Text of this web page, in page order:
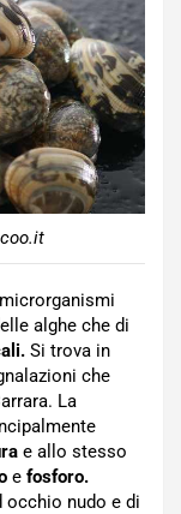
alghe che di
Si trova in
che
La
e allo stesso
e fosforo.
occhio nudo e di